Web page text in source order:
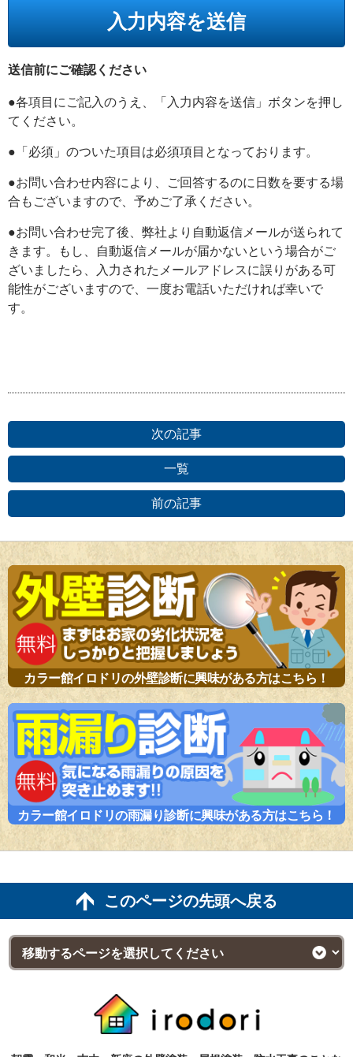
送信前にご確認ください
●各項目にご記入のうえ、「入力内容を送信」ボタンを押し
てください。
●「必須」のついた項目は必須項目となっております。
●お問い合わせ内容により、ご回答するのに日数を要する場
合もございますので、予めご了承ください。
●お問い合わせ完了後、弊社より自動返信メールが送られて
きます。もし、自動返信メールが届かないという場合がご
ざいましたら、入力されたメールアドレスに誤りがある可
能性がございますので、一度お電話いただければ幸いで
す。
次の記事
一覧
前の記事
カラー館イロドリの外壁診断に興味がある方はこちら！
カラー館イロドリの雨漏り診断に興味がある方はこちら！
このページの先頭へ戻る